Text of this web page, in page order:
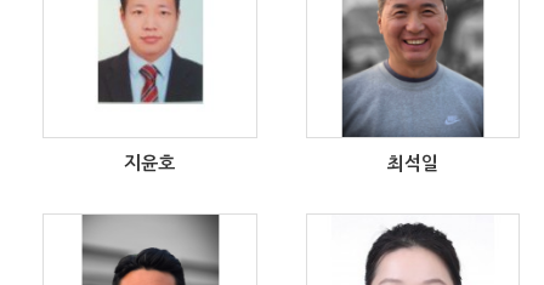
지윤호 최석일